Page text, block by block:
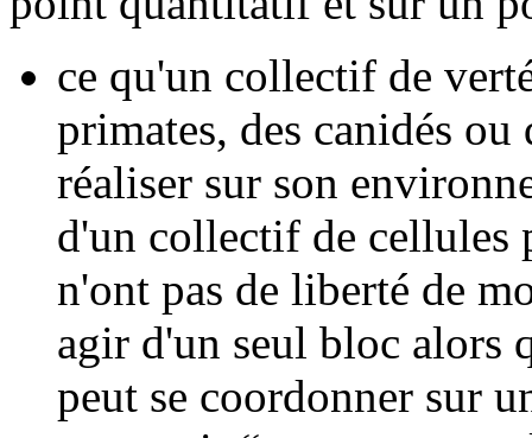
ce qu'un collectif de
primates, des canidés ou
réaliser sur son
d'un collectif de cellules
n'ont pas de liberté de
agir d'un seul bloc alors
peut se coordonner sur